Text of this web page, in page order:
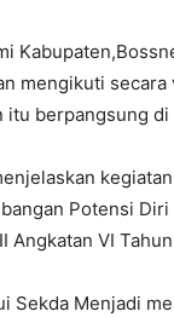
mengikuti
itu berpangsung
Potensi
Angkatan VI
Sekda Menjadi